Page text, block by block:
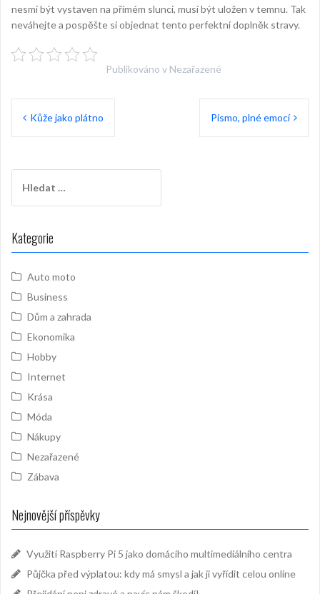
nesmí být vystaven na přímém slunci, musí být uložen v temnu. Tak
neváhejte a pospěšte si objednat tento perfektní doplněk stravy.
Publikováno v Nezařazené
Navigace
Kůže jako plátno Písmo, plné emocí
Kategorie
Auto moto
Business
Dům a zahrada
Ekonomika
Hobby
Internet
Krása
Móda
Nákupy
Nezařazené
Zábava
Nejnovější příspěvky
Využití Raspberry Pi 5 jako domácího multimediálního centra
Půjčka před výplatou: kdy má smysl a jak ji vyřídit celou online